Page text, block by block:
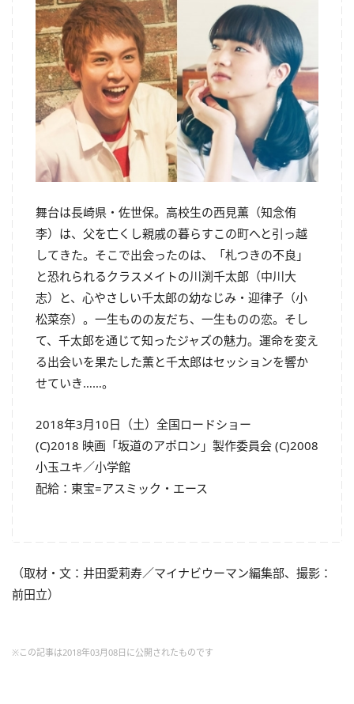
舞台は長崎県・佐世保。高校生の西見薫（知念侑
李）は、父を亡くし親戚の暮らすこの町へと引っ越
してきた。そこで出会ったのは、「札つきの不良」
と恐れられるクラスメイトの川渕千太郎（中川大
志）と、心やさしい千太郎の幼なじみ・迎律子（小
松菜奈）。一生ものの友だち、一生ものの恋。そし
て、千太郎を通じて知ったジャズの魅力。運命を変え
る出会いを果たした薫と千太郎はセッションを響か
せていき……。
2018年3月10日（土）全国ロードショー
(C)2018 映画「坂道のアポロン」製作委員会 (C)2008
小玉ユキ／小学館
配給：東宝=アスミック・エース
（取材・文：井田愛莉寿／マイナビウーマン編集部、撮影：
前田立）
※この記事は2018年03月08日に公開されたものです